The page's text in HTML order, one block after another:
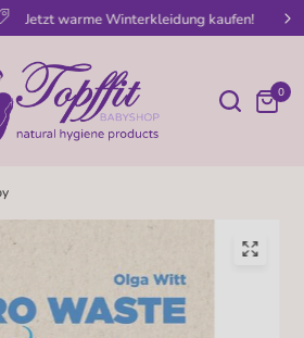
warme Winterkleidung kaufen!
0